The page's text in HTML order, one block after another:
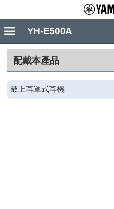
配戴本產品
戴上耳罩式耳機
YH-E500A